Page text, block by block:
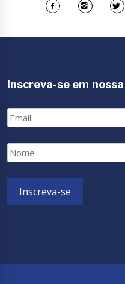
Inscreva-se em
Email
Nome
Inscreva-se